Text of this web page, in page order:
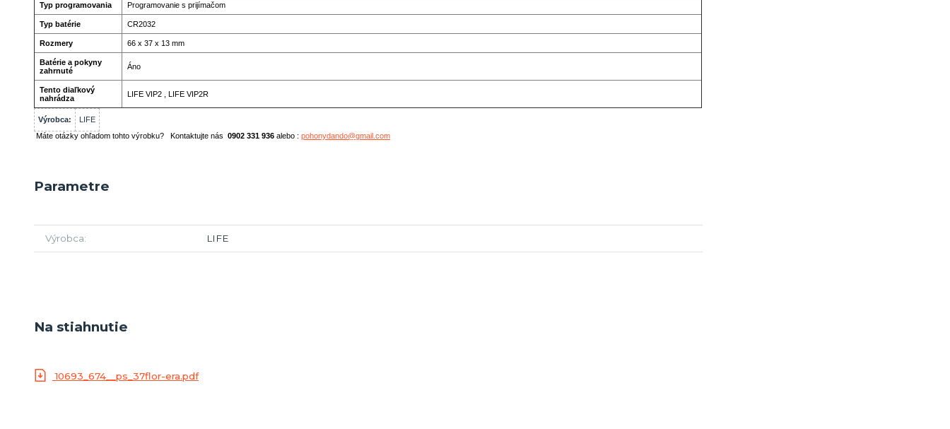
Typ programovania Programovanie s prijímačom
Typ batérie CR2032
Rozmery 66 x 37 x 13 mm
Batérie a pokyny
zahrnuté
Áno
Tento diaľkový
nahrádza
LIFE VIP2 , LIFE VIP2R
Výrobca:
LIFE
Máte otázky ohľadom tohto výrobku? Kontaktujte nás 0902 331 936 alebo : pohonydando@gmail.com
Parametre
Výrobca LIFE
Na stiahnutie
10693_674__ps_37flor-era.pdf